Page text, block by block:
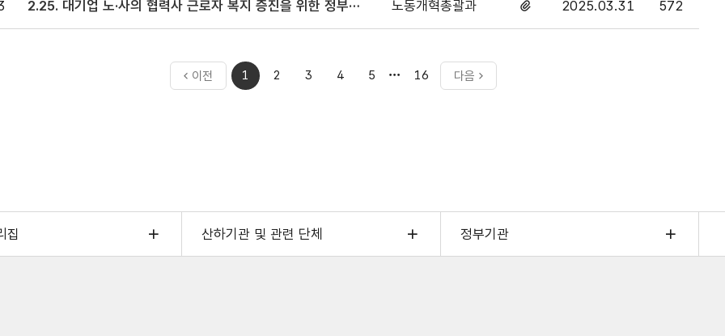
2.25. 대기업 노·사의 협력사 근로자 복지 증진을 위한 정부
지원 확대
노동개혁총괄과
첨부파일
있음
2025.03.31 572
이전
처음으로
1 2 3 4 5
마지막으로
16 다음
집 산하기관 및 관련 단체 정부기관